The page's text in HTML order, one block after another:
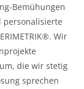
Bemühungen
personalisierte
Wir
die wir stetig
sprechen